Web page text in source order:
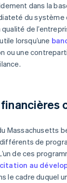
dans la
du
de
lorsqu’une
ou une
Massachusetts
de
de ces
au
le cadre duquel